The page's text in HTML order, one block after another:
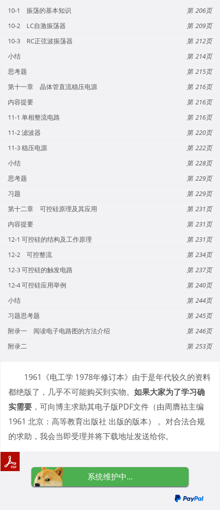
10-1 振荡的基本知识
206
10-2 LC自激振荡器
209
10-3 RC正弦波振荡器
212
小结
214
思考题
215
第十一章 晶体管直流稳压电源
216
内容提要
216
11-1 单相整流电路
216
11-2 滤波器
220
11-3 稳压电源
222
小结
228
思考题
229
习题
229
第十二章 可控硅原理及其应用
231
内容提要
231
12-1 可控硅的结构及工作原理
231
12-2 可控整流
234
12-3 可控硅的触发电路
237
12-4 可控硅应用举例
240
小结
244
习题思考题
245
附录一 阅读电子电路图的方法介绍
246
附录二
253
1961《电工学 1978年修订本》由于是年代较久的资料
都绝版了，几乎不可能购买到实物。 如果大家为了学习确
实需要 ，可向博主求助其电子版PDF文件（由周膺祜主编
1961 北京：高等教育出版社 出版的版本） 。对合法合规
的求助，我会当即受理并将下载地址发送给你。
系统维护中...